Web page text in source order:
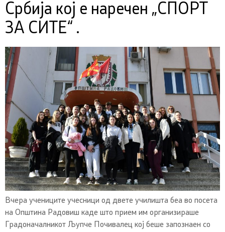
Србија кој е наречен „СПОРТ
ЗА СИТЕ“ .
Вчера учениците учесници од двете училишта беа во посета
на Општина Радовиш каде што прием им организираше
Градоначалникот Љупче Почивалец кој беше запознаен со